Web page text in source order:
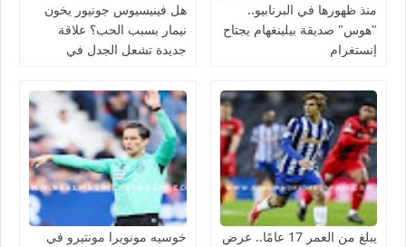
منذ ظهورها في البرنابيو..
"هوس" صديقة بيلينغهام يجتاح
إنستغرام
هل فينيسيوس جونيور يخون
نيمار بسبب الحب؟ علاقة
جديدة تشعل الجدل في
يبلغ من العمر 17 عامًا.. عرض
خوسيه مونويرا مونتيرو في